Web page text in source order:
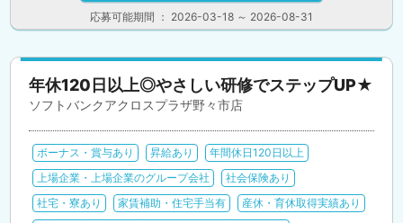
応募可能期間 ： 2026-03-18 ～ 2026-08-31
年休120日以上◎やさしい研修でステップUP★
ソフトバンクアクロスプラザ野々市店
ボーナス・賞与あり 昇給あり
年間休日120日以上
上場企業・上場企業のグループ会社
社会保険あり
社宅・寮あり
家賃補助・住宅手当有
産休・育休取得実績あり